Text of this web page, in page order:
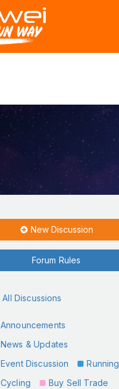
New Discussion
Forum Rules
All Discussions
Announcements
News & Updates
Event Discussion
Running
Cycling
Buy Sell Trade